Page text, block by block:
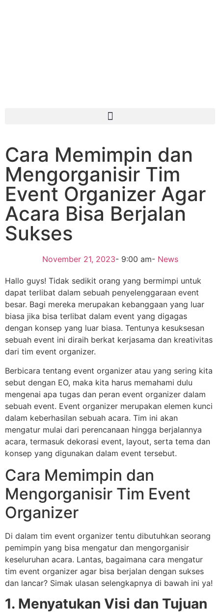
Cara Memimpin dan
Mengorganisir Tim
Event Organizer Agar
Acara Bisa Berjalan
Sukses
November 21, 2023- 9:00 am- News
Hallo guys! Tidak sedikit orang yang bermimpi untuk
dapat terlibat dalam sebuah penyelenggaraan event
besar. Bagi mereka merupakan kebanggaan yang luar
biasa jika bisa terlibat dalam event yang digagas
dengan konsep yang luar biasa. Tentunya kesuksesan
sebuah event ini diraih berkat kerjasama dan kreativitas
dari tim event organizer.
Berbicara tentang event organizer atau yang sering kita
sebut dengan EO, maka kita harus memahami dulu
mengenai apa tugas dan peran event organizer dalam
sebuah event. Event organizer merupakan elemen kunci
dalam keberhasilan sebuah acara. Tim ini akan
mengatur mulai dari perencanaan hingga berjalannya
acara, termasuk dekorasi event, layout, serta tema dan
konsep yang digunakan dalam event tersebut.
Cara Memimpin dan
Mengorganisir Tim Event
Organizer
Di dalam tim event organizer tentu dibutuhkan seorang
pemimpin yang bisa mengatur dan mengorganisir
keseluruhan acara. Lantas, bagaimana cara mengatur
tim event organizer agar bisa berjalan dengan sukses
dan lancar? Simak ulasan selengkapnya di bawah ini ya!
1. Menyatukan Visi dan Tujuan